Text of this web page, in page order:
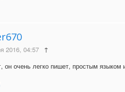
2016, 04:57 ↑
он очень легко пишет, простым